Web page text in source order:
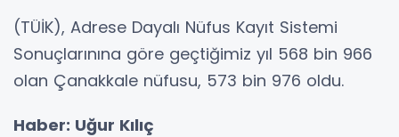
(TÜİK), Adrese Dayalı Nüfus Kayıt Sistemi
Sonuçlarınına göre geçtiğimiz yıl 568 bin 966
olan Çanakkale nüfusu, 573 bin 976 oldu.
Haber: Uğur Kılıç